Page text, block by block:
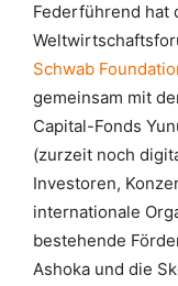
Federführend hat
Schwab
gemeinsam mit
Capital-Fonds
(zurzeit noch
Investoren,
internationale
bestehende
Ashoka und die